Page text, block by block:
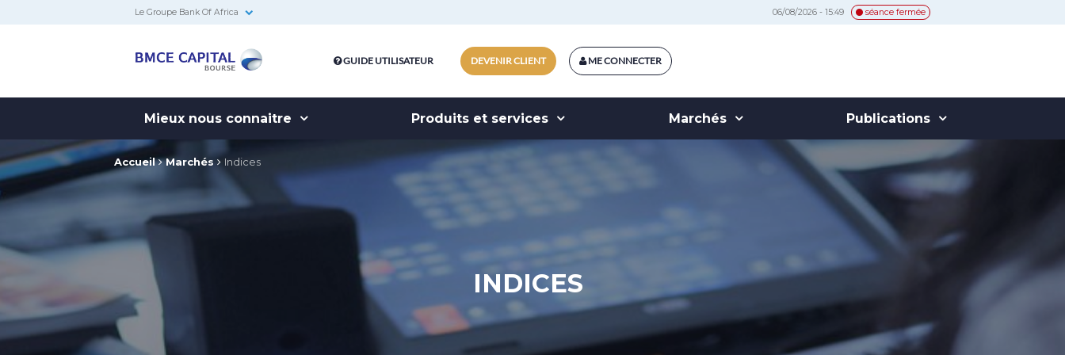
Le Groupe Bank Of Africa 06/08/2026 - 15:49 séance fermée
Bourse
ME CONNECTER
DEVENIR CLIENT
GUIDE UTILISATEUR
Mieux nous connaitre Produits et services Marchés Publications
Accueil Marchés Indices
INDICES